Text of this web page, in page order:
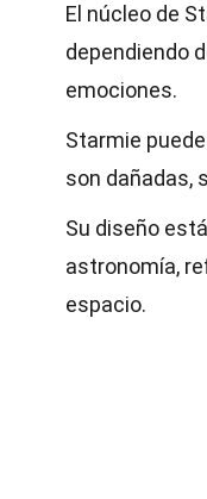
El núcleo de
dependiendo
emociones.
Starmie
son dañadas,
Su diseño
astronomía,
espacio.